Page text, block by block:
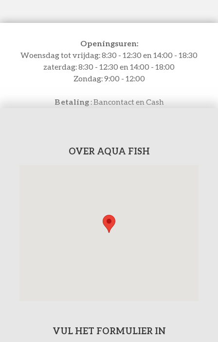
Openingsuren:
Woensdag tot vrijdag: 8:30 - 12:30 en 14:00 - 18:30
zaterdag: 8:30 - 12:30 en 14:00 - 18:00
Zondag: 9:00 - 12:00
Betaling: Bancontact en Cash
OVER AQUA FISH
VUL HET FORMULIER IN